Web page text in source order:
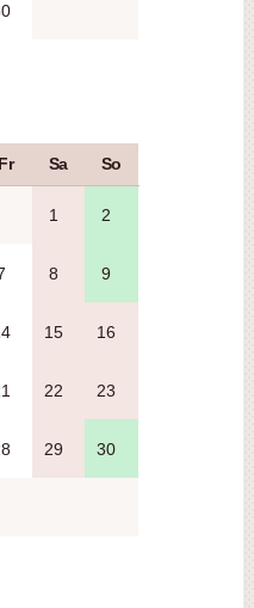
Fr Sa So
1 2
8 9
15 16
22 23
29 30